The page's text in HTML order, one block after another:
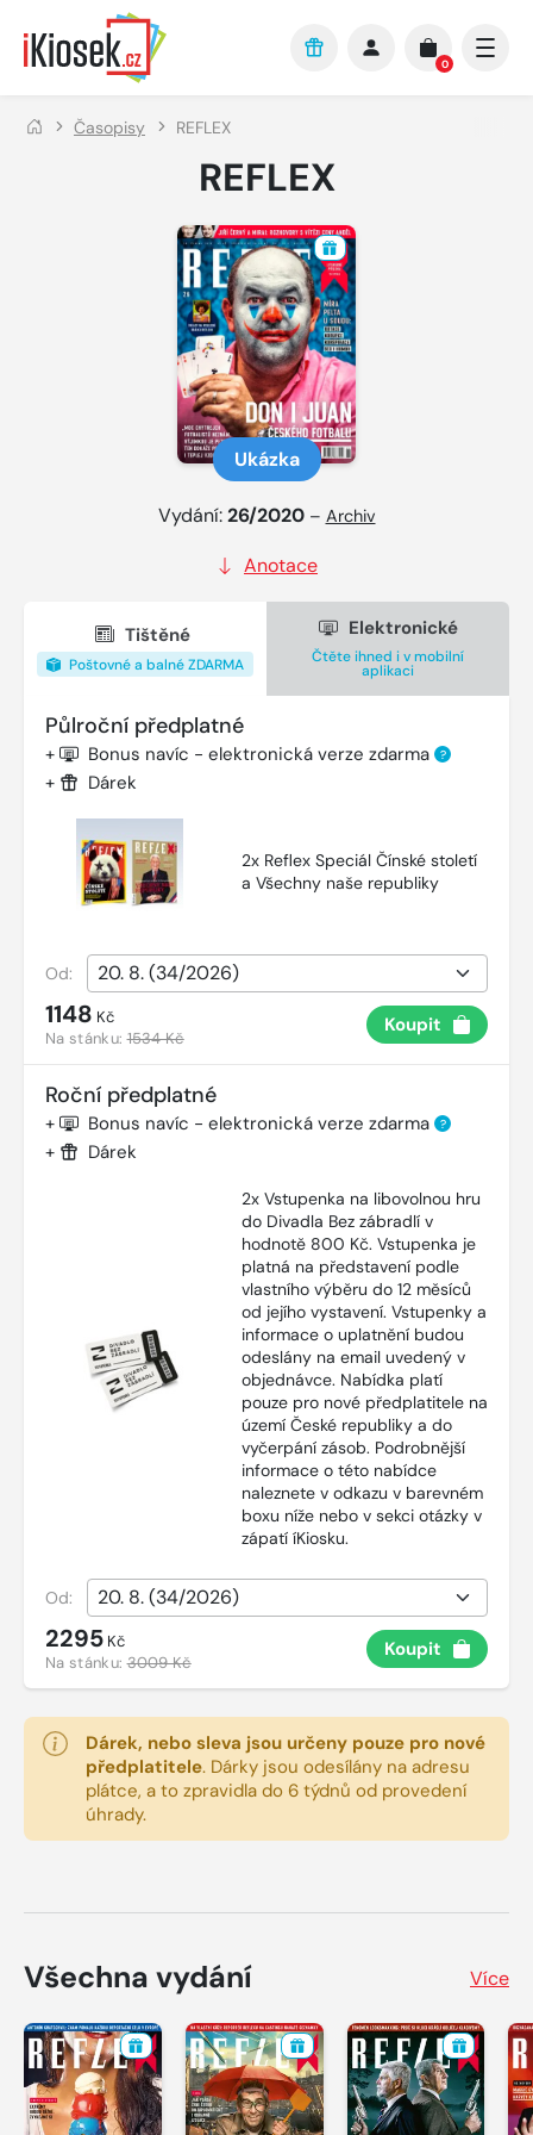
Přejít na hlavní obsah
0
Časopisy REFLEX
REFLEX
Ukázka
Vydání:26/2020 – Archiv
Anotace
Tištěné
Poštovné a balné ZDARMA
Elektronické
Čtěte ihned i v mobilní
aplikaci
Půlroční předplatné
+ Bonus navíc - elektronická verze zdarma ?
+ Dárek
2x Reflex Speciál Čínské století
a Všechny naše republiky
Od:
1148 Kč
Na stánku:1534 Kč
Koupit
Roční předplatné
+ Bonus navíc - elektronická verze zdarma ?
+ Dárek
2x Vstupenka na libovolnou hru
do Divadla Bez zábradlí v
hodnotě 800 Kč. Vstupenka je
platná na představení podle
vlastního výběru do 12 měsíců
od jejího vystavení. Vstupenky a
informace o uplatnění budou
odeslány na email uvedený v
objednávce. Nabídka platí
pouze pro nové předplatitele na
území České republiky a do
vyčerpání zásob. Podrobnější
informace o této nabídce
naleznete v odkazu v barevném
boxu níže nebo v sekci otázky v
zápatí íKiosku.
Od:
2295 Kč
Na stánku:3009 Kč
Koupit
Dárek, nebo sleva jsou určeny pouze pro nové
předplatitele. Dárky jsou odesílány na adresu
plátce, a to zpravidla do 6 týdnů od provedení
úhrady.
Všechna vydání Více